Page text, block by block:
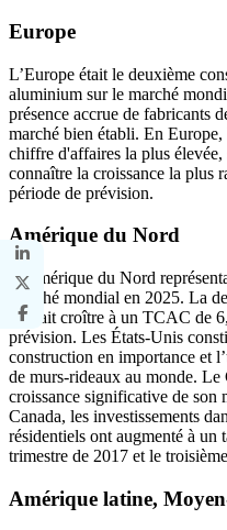
Europe
L’Europe était le deuxième
aluminium sur le marché
présence accrue de fabricants
marché bien établi. En
chiffre d'affaires la plus
connaître la croissance la plus
période de prévision.
Amérique du Nord
L’Amérique du Nord
marché mondial en 2025. La
devrait croître à un TCAC de
prévision. Les États-Unis
construction en importance et
de murs-rideaux au monde.
croissance significative de son
Canada, les investissements
résidentiels ont augmenté à un
trimestre de 2017 et le
Amérique latine,